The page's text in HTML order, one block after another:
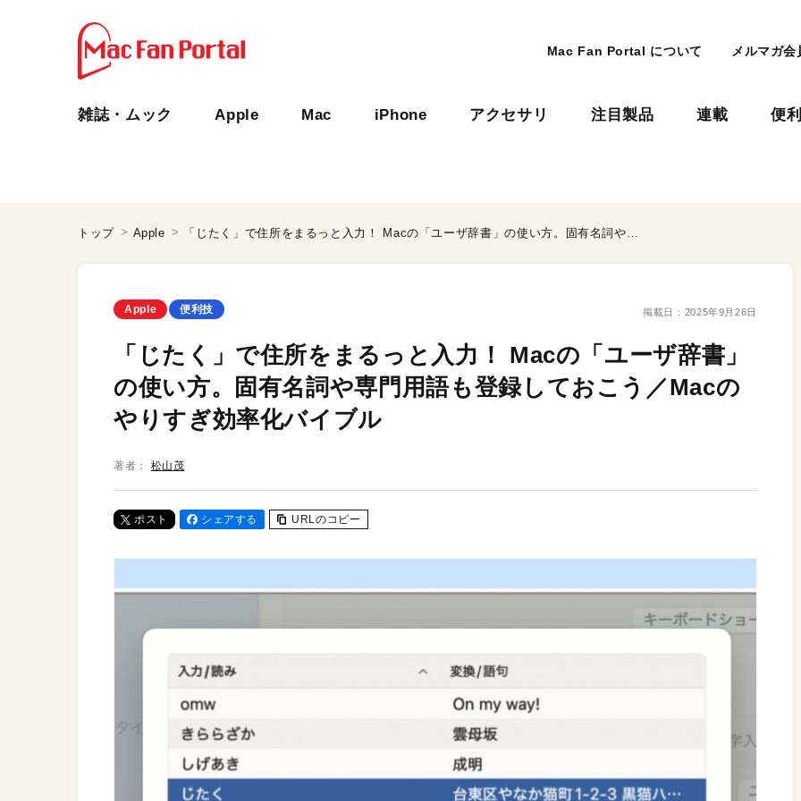
Mac Fan Portal について メルマガ会
雑誌・ムック Apple Mac iPhone アクセサリ 注目製品 連載 便
トップ Apple 「じたく」で住所をまるっと入力！ Macの「ユーザ辞書」の使い方。固有名詞や専門用語も登録しておこう／Macのやりすぎ効率化バイブル
Apple 便利技 掲載日： 2025年9月26日
「じたく」で住所をまるっと入力！ Macの「ユーザ辞書」
の使い方。固有名詞や専門用語も登録しておこう／Macの
やりすぎ効率化バイブル
著者： 松山茂
ポスト シェアする URLのコピー